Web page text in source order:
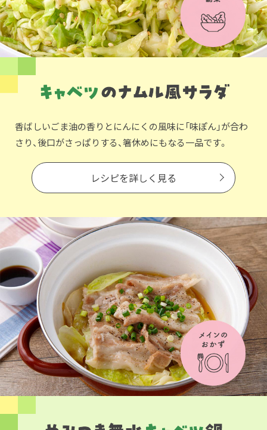
香ばしいごま油の香りとにんにくの風味に「味ぽん」が合わ
さり、後口がさっぱりする、箸休めにもなる一品です。
レシピを詳しく見る